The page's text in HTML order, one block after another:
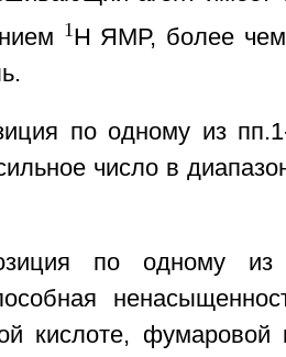
1H ЯМР, более
по одному из
число в
по одному из
кислоте, фумаровой